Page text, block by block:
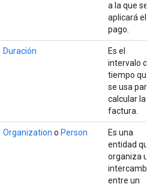
a la que se
aplicará el
pago.
Duración
Es el
intervalo de
tiempo que
se usa para
calcular la
factura.
Organization o Person
Es una
entidad que
organiza un
intercambio
entre un